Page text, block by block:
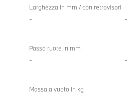
Larghezza in mm / con retrovisori
- -
Passo ruote in mm
- -
Massa a vuoto in kg